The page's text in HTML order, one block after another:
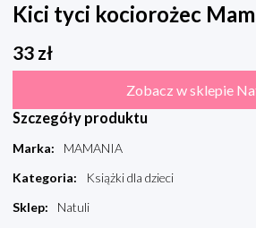
Kici tyci kociorożec
33 zł
Zobacz w sklepie
Szczegóły produktu
Marka:
MAMANIA
Kategoria:
Książki dla dzieci
Sklep:
Natuli